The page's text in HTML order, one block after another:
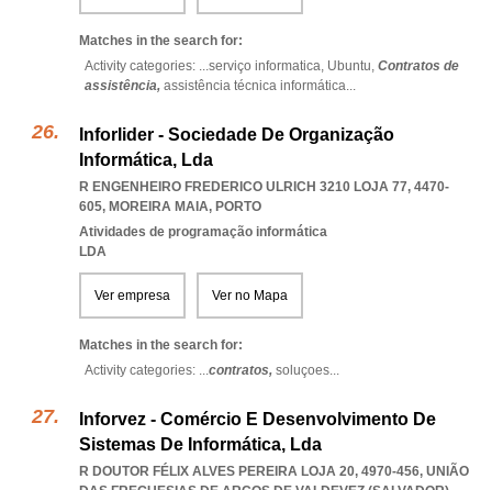
Matches in the search for:
Activity categories: ...serviço informatica, Ubuntu, Contratos de
assistência, assistência técnica informática...
Inforlider - Sociedade De Organização
Informática, Lda
R ENGENHEIRO FREDERICO ULRICH 3210 LOJA 77, 4470-
605, MOREIRA MAIA, PORTO
Atividades de programação informática
LDA
Ver empresa Ver no Mapa
Matches in the search for:
Activity categories: ...contratos, soluçoes...
Inforvez - Comércio E Desenvolvimento De
Sistemas De Informática, Lda
R DOUTOR FÉLIX ALVES PEREIRA LOJA 20, 4970-456, UNIÃO